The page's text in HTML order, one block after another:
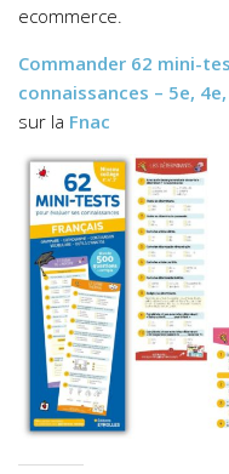
ecommerce.
Commander 62 mini-
connaissances – 5e,
sur la Fnac